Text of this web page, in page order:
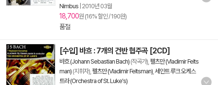
Nimbus 2010년 03월
18,700원 (16% 할인 / 190원)
품절
[수입] 바흐 : 7개의 건반 협주곡 [2CD]
바흐 (Johann Sebastian Bach) (작곡가), 펠츠만 (Vladimir Felts
man) (지휘자), 펠츠만 (Vladimir Feltsman) 세인트 루크 오케스
트라 (Orchestra of St. Luke's)